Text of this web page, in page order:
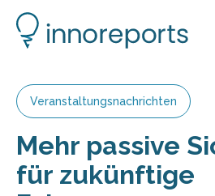
Veranstaltungsnachrichten
Mehr passive
für zukünftige